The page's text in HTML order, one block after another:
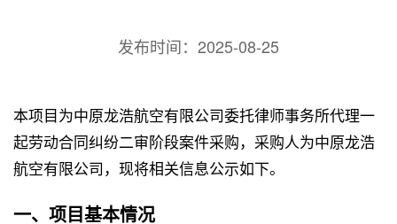
发布时间： 2025-08-25
本项目为中原龙浩航空有限公司委托律师事务所代理一
起劳动合同纠纷二审阶段案件采购，采购人为中原龙浩
航空有限公司，现将相关信息公示如下。
一、项目基本情况